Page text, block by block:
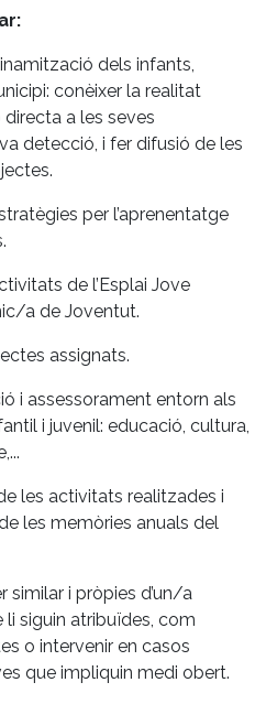
dels infants,
conèixer la realitat
a les seves
detecció, i fer difusió de les
per l’aprenentatge
de l’Esplai Jove
a de Joventut.
assignats.
i assessorament entorn als
i juvenil: educació, cultura,
les activitats realitzades i
les memòries anuals del
i pròpies d’un/a
siguin atribuïdes, com
o intervenir en casos
que impliquin medi obert.